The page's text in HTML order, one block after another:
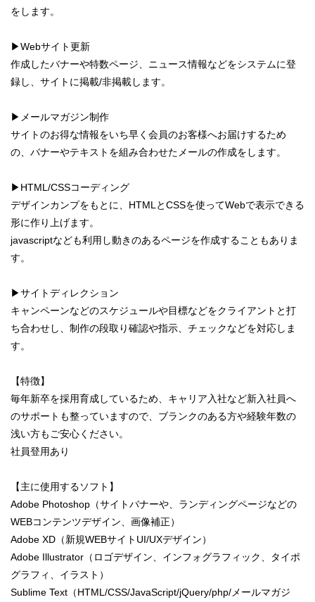
をします。
▶︎Webサイト更新
作成したバナーや特数ページ、ニュース情報などをシステムに登
録し、サイトに掲載/非掲載します。
▶︎メールマガジン制作
サイトのお得な情報をいち早く会員のお客様へお届けするため
の、バナーやテキストを組み合わせたメールの作成をします。
▶︎HTML/CSSコーディング
デザインカンプをもとに、HTMLとCSSを使ってWebで表示できる
形に作り上げます。
javascriptなども利用し動きのあるページを作成することもありま
す。
▶︎サイトディレクション
キャンペーンなどのスケジュールや目標などをクライアントと打
ち合わせし、制作の段取り確認や指示、チェックなどを対応しま
す。
【特徴】
毎年新卒を採用育成しているため、キャリア入社など新入社員へ
のサポートも整っていますので、ブランクのある方や経験年数の
浅い方もご安心ください。
社員登用あり
【主に使用するソフト】
Adobe Photoshop（サイトバナーや、ランディングページなどの
WEBコンテンツデザイン、画像補正）
Adobe XD（新規WEBサイトUI/UXデザイン）
Adobe Illustrator（ロゴデザイン、インフォグラフィック、タイポ
グラフィ、イラスト）
Sublime Text（HTML/CSS/JavaScript/jQuery/php/メールマガジ